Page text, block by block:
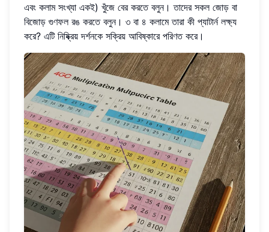
এবং কলাম সংখ্যা একই) খুঁজে বের করতে বলুন। তাদের সকল জোড় বা
বিজোড় গুণফল রঙ করতে বলুন। ৩ বা ৪ কলামে তারা কী প্যাটার্ন লক্ষ্য
করে? এটি নিষ্ক্রিয় দর্শনকে সক্রিয় আবিষ্কারে পরিণত করে।